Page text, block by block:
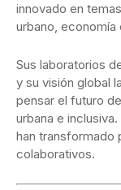
innovado en
urbano,
Sus laboratorios
y su visión global
pensar el futuro
urbana e
han transformado
colaborativos.